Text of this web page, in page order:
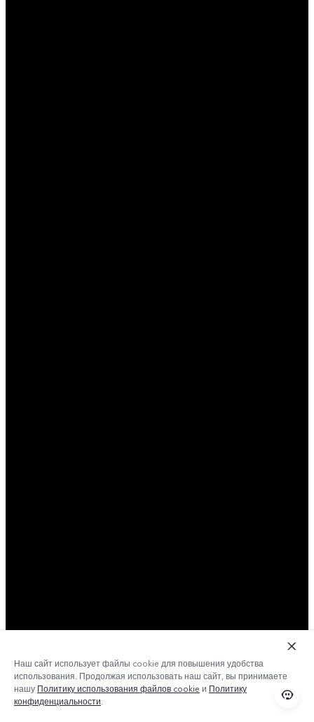
Наш сайт использует файлы cookie для повышения удобства
использования. Продолжая использовать наш сайт, вы принимаете
нашу Политику использования файлов cookie и Политику
конфиденциальности.